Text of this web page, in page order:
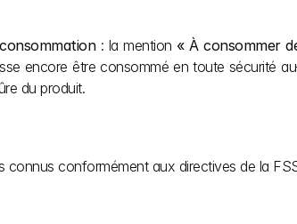
: la mention « À consommer
encore être consommé en toute sécurité
du produit.
connus conformément aux directives de la